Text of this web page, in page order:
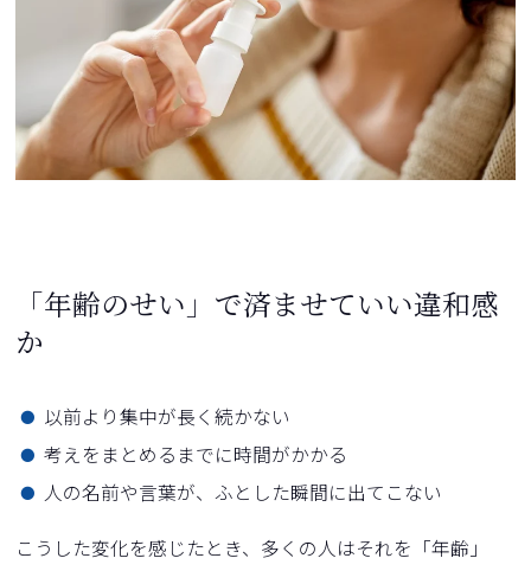
「年齢のせい」で済ませていい違和感
か
以前より集中が長く続かない
考えをまとめるまでに時間がかかる
人の名前や言葉が、ふとした瞬間に出てこない
こうした変化を感じたとき、多くの人はそれを「年齢」